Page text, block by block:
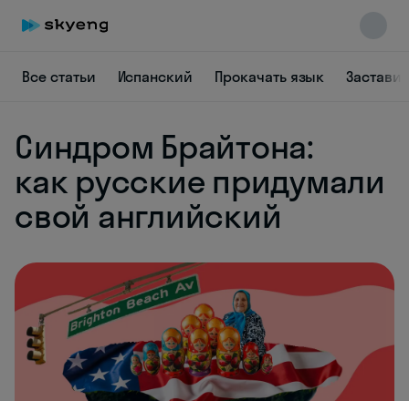
Все статьи Испанский Прокачать язык
Синдром Брайтона:
как русские придумали
свой английский
Skyeng Chat